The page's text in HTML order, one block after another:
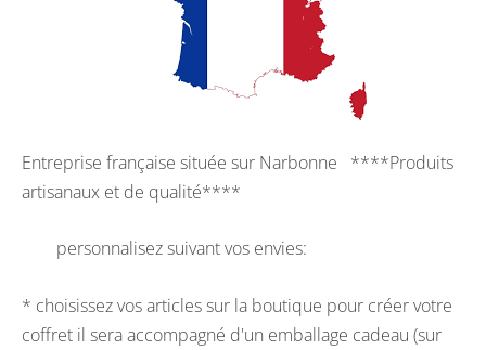
Entreprise française située sur Narbonne ****Produits
artisanaux et de qualité****
personnalisez suivant vos envies:
* choisissez vos articles sur la boutique pour créer votre
coffret il sera accompagné d'un emballage cadeau (sur